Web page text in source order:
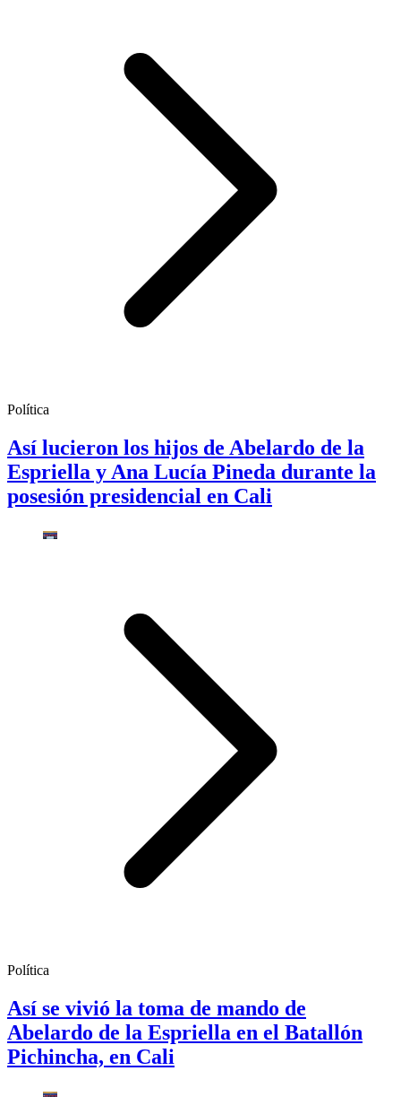
Política
Así lucieron los hijos de Abelardo de la
Espriella y Ana Lucía Pineda durante la
posesión presidencial en Cali
Política
Así se vivió la toma de mando de
Abelardo de la Espriella en el Batallón
Pichincha, en Cali